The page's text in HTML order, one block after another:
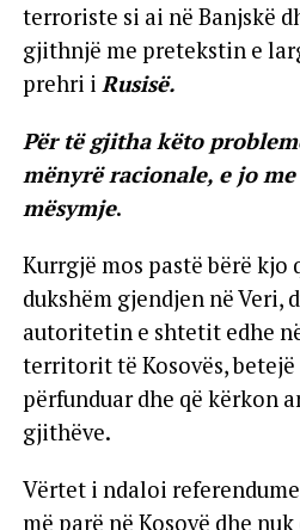
terroriste si ai në Banjskë
gjithnjë me pretekstin e
prehri i Rusisë.
Për të gjitha këto
mënyrë racionale, e jo
mësymje.
Kurrgjë mos pastë bërë kjo
dukshëm gjendjen në Veri,
autoritetin e shtetit edhe
territorit të Kosovës, betejë
përfunduar dhe që kërkon
gjithëve.
Vërtet i ndaloi
më parë në Kosovë dhe